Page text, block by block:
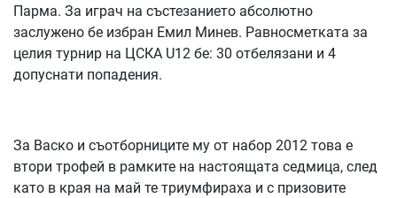
Парма. За играч на състезанието абсолютно
зaслужено бе избран Емил Минев. Равносметката за
целия турнир на ЦСКА U12 бе: 30 отбелязани и 4
допуснати попадения.
За Васко и съотборниците му от набор 2012 това е
втори трофей в рамките на настоящата седмица, след
като в края на май те триумфираха и с призовите